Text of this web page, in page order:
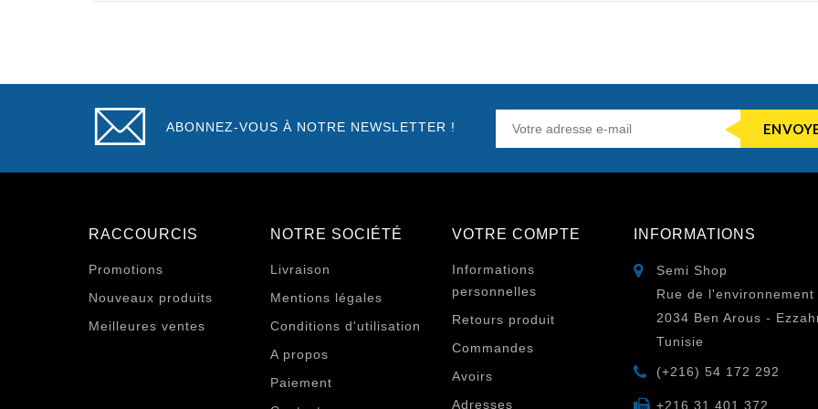
ABONNEZ-VOUS À NOTRE NEWSLETTER !
RACCOURCIS
Promotions
Nouveaux produits
Meilleures ventes
NOTRE SOCIÉTÉ
Livraison
Mentions légales
Conditions d'utilisation
A propos
Paiement
VOTRE COMPTE
Informations
personnelles
Retours produit
Commandes
Avoirs
Adresses
INFORMATIONS
Semi Shop
Rue de l'environnement
2034 Ben Arous -
Tunisie
(+216) 54 172 292
+216 31 401 372